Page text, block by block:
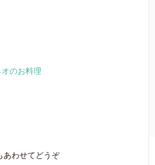
オのお料理
あわせてどうぞ